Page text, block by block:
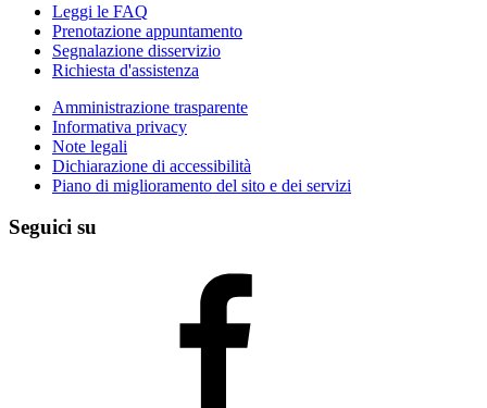
Leggi le FAQ
Prenotazione appuntamento
Segnalazione disservizio
Richiesta d'assistenza
Amministrazione trasparente
Informativa privacy
Note legali
Dichiarazione di accessibilità
Piano di miglioramento del sito e dei servizi
Seguici su